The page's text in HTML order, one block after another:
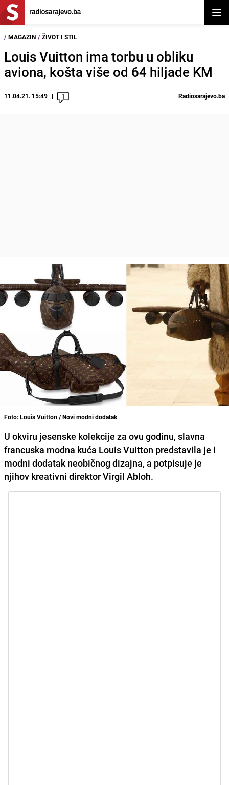
/ MAGAZIN / ŽIVOT I STIL
Louis Vuitton ima torbu u obliku
aviona, košta više od 64 hiljade KM
11.04.21. 15:49 1 Radiosarajevo.ba
Foto: Louis Vuitton / Novi modni dodatak
U okviru jesenske kolekcije za ovu godinu, slavna
francuska modna kuća Louis Vuitton predstavila je i
modni dodatak neobičnog dizajna, a potpisuje je
njihov kreativni direktor Virgil Abloh.